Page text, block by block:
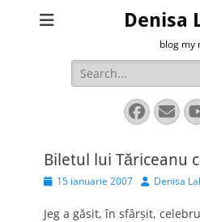
Denisa
blog my
Search
for:
Biletul lui Tăriceanu
Posted15 ianuarie 2007 AuthorDenisa
Jeg a găsit, în sfârşit,